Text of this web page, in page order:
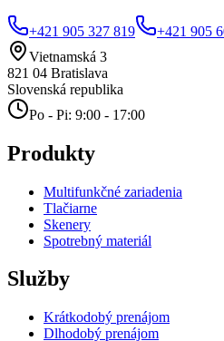
+421 905 327 819 +421 905
Vietnamská 3
821 04 Bratislava
Slovenská republika
Po - Pi: 9:00 - 17:00
Produkty
Multifunkčné zariadenia
Tlačiarne
Skenery
Spotrebný materiál
Služby
Krátkodobý prenájom
Dlhodobý prenájom